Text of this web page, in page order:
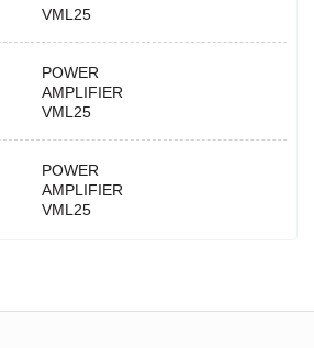
VML25
POWER
AMPLIFIER
VML25
POWER
AMPLIFIER
VML25